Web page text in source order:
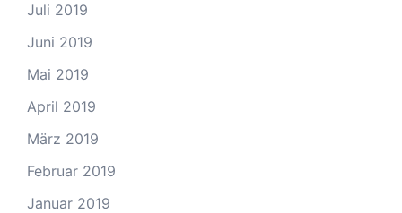
Juli 2019
Juni 2019
Mai 2019
April 2019
März 2019
Februar 2019
Januar 2019